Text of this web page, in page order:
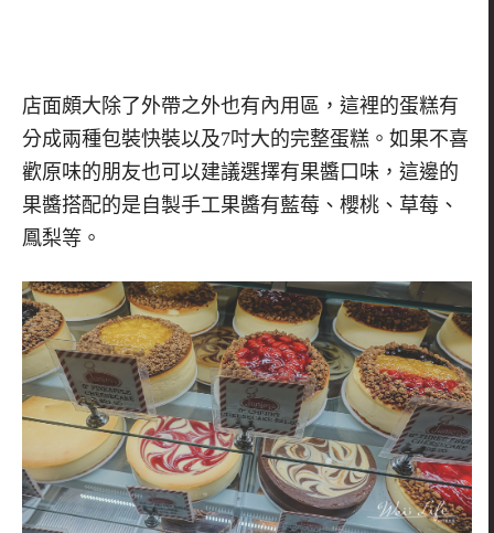
店面頗大除了外帶之外也有內用區，這裡的蛋糕有
分成兩種包裝快裝以及7吋大的完整蛋糕。如果不喜
歡原味的朋友也可以建議選擇有果醬口味，這邊的
果醬搭配的是自製手工果醬有藍莓、櫻桃、草莓、
鳳梨等。